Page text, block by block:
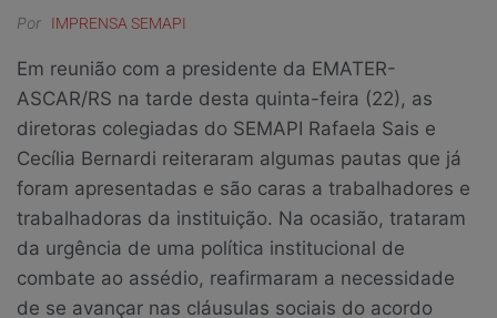
Por IMPRENSA SEMAPI
Em reunião com a presidente da EMATER-
ASCAR/RS na tarde desta quinta-feira (22), as
diretoras colegiadas do SEMAPI Rafaela Sais e
Cecília Bernardi reiteraram algumas pautas que já
foram apresentadas e são caras a trabalhadores e
trabalhadoras da instituição. Na ocasião, trataram
da urgência de uma política institucional de
combate ao assédio, reafirmaram a necessidade
de se avançar nas cláusulas sociais do acordo